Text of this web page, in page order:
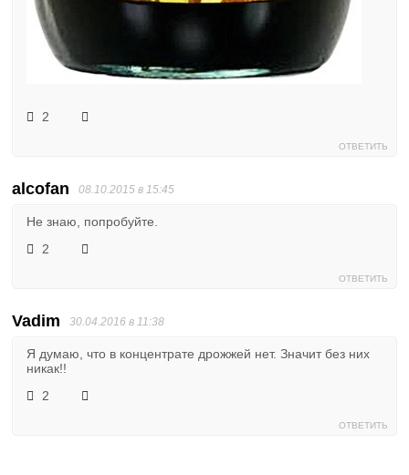
2
ОТВЕТИТЬ
alcofan 08.10.2015 в 15:45
Не знаю, попробуйте.
2
ОТВЕТИТЬ
Vadim 30.04.2016 в 11:38
Я думаю, что в концентрате дрожжей нет. Значит без них
никак!!
2
ОТВЕТИТЬ